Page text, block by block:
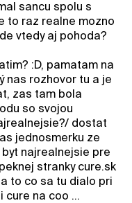
sancu spolu s
to raz realne mozno
vtedy aj pohoda?
:D, pamatam na
nas rozhovor tu a je
zas tam bola
so svojou
dostat
jednosmerku ze
najrealnejsie pre
stranky cure.sk
to co sa tu dialo pri
cure na coo ...